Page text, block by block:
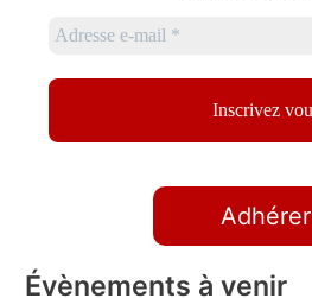
Adhérer
Évènements à venir